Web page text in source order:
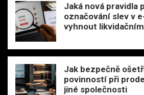
Jaká nová pravidla
označování slev v
vyhnout
Jak bezpečně
povinností při
jiné společnosti